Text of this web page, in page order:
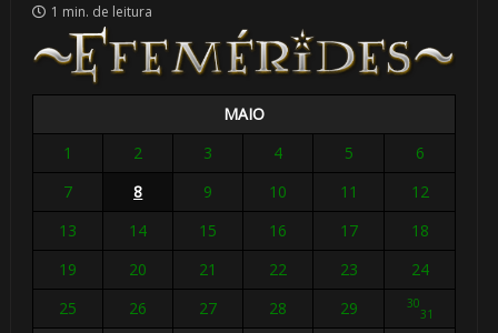
1 min. de leitura
MAIO
1
2 3 4 5
6
7
8 9 10 11
12
13
14 15 16 17
18
19
20 21 22 23
24
25
26 27 28 29 30
31